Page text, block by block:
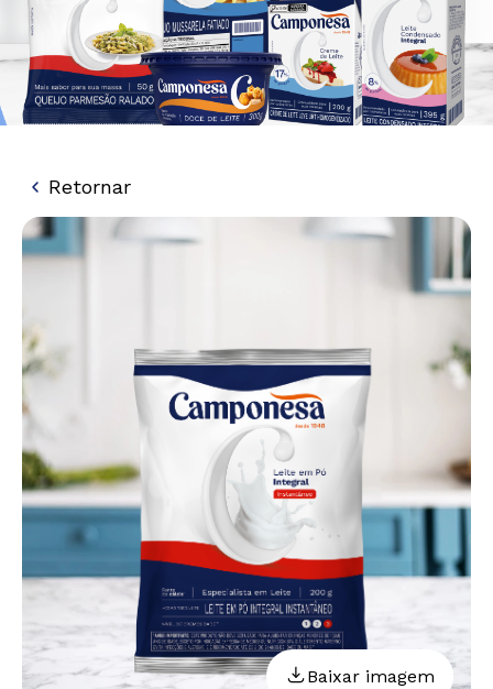
Retornar
Baixar imagem